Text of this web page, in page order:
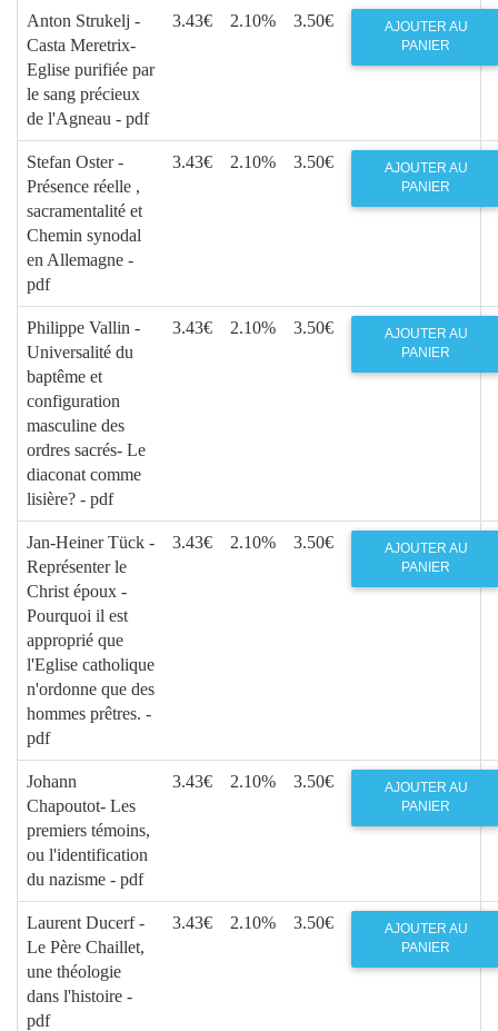
Anton Strukelj -
Casta Meretrix-
Eglise purifiée par
le sang précieux
de l'Agneau - pdf
3.43€ 2.10% 3.50€
AJOUTER AU
PANIER
Stefan Oster -
Présence réelle ,
sacramentalité et
Chemin synodal
en Allemagne -
pdf
3.43€ 2.10% 3.50€
AJOUTER AU
PANIER
Philippe Vallin -
Universalité du
baptême et
configuration
masculine des
ordres sacrés- Le
diaconat comme
lisière? - pdf
3.43€ 2.10% 3.50€
AJOUTER AU
PANIER
Jan-Heiner Tück -
Représenter le
Christ époux -
Pourquoi il est
approprié que
l'Eglise catholique
n'ordonne que des
hommes prêtres. -
pdf
3.43€ 2.10% 3.50€
AJOUTER AU
PANIER
Johann
Chapoutot- Les
premiers témoins,
ou l'identification
du nazisme - pdf
3.43€ 2.10% 3.50€
AJOUTER AU
PANIER
Laurent Ducerf -
Le Père Chaillet,
une théologie
dans l'histoire -
pdf
3.43€ 2.10% 3.50€
AJOUTER AU
PANIER